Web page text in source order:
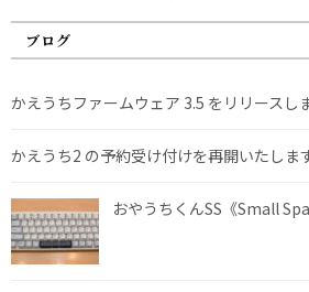
ブログ
かえうちファームウェア 3.5 をリリースし
かえうち2 の予約受け付けを再開いたしま
おやうちくんSS《Small